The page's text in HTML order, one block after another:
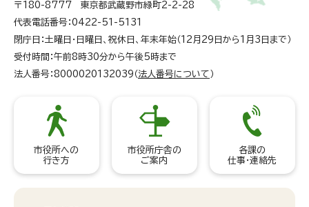
〒180-8777 東京都武蔵野市緑町2-2-28
代表電話番号：0422-51-5131
閉庁日：土曜日・日曜日、祝休日、年末年始（12月29日から1月3日まで）
受付時間：午前8時30分から午後5時まで
法人番号：8000020132039（ 法人番号について ）
市役所への
行き方
市役所庁舎の
ご案内
各課の
仕事・連絡先